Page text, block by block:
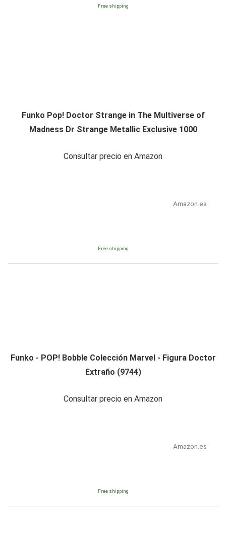
Free shipping
Funko Pop! Doctor Strange in The Multiverse of
Madness Dr Strange Metallic Exclusive 1000
Consultar precio en Amazon
Amazon.es
Free shipping
Funko - POP! Bobble Colección Marvel - Figura Doctor
Extraño (9744)
Consultar precio en Amazon
Amazon.es
Free shipping